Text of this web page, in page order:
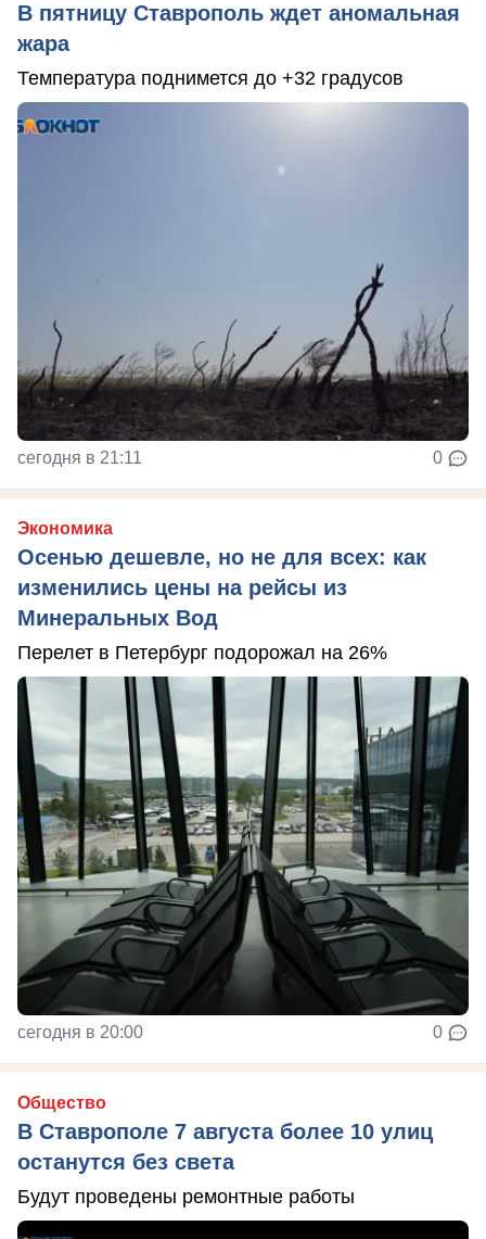
В пятницу Ставрополь ждет аномальная
жара
Температура поднимется до +32 градусов
сегодня в 21:11 0
Экономика
Осенью дешевле, но не для всех: как
изменились цены на рейсы из
Минеральных Вод
Перелет в Петербург подорожал на 26%
сегодня в 20:00 0
Общество
В Ставрополе 7 августа более 10 улиц
останутся без света
Будут проведены ремонтные работы